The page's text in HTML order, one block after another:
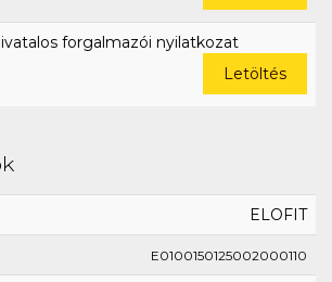
forgalmazói nyilatkozat
Letöltés
ELOFIT
E0100150125002000110